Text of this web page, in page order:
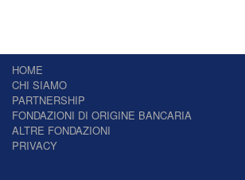
HOME
CHI SIAMO
PARTNERSHIP
FONDAZIONI DI ORIGINE BANCARIA
ALTRE FONDAZIONI
PRIVACY